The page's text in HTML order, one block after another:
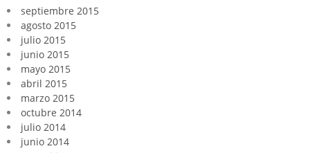
septiembre 2015
agosto 2015
julio 2015
junio 2015
mayo 2015
abril 2015
marzo 2015
octubre 2014
julio 2014
junio 2014